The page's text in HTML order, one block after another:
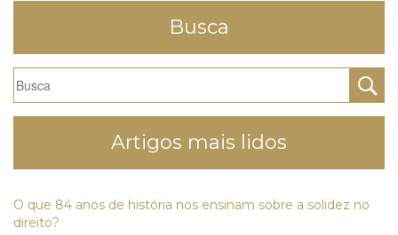
Busca
Artigos mais lidos
O que 84 anos de história nos ensinam sobre a solidez no
direito?